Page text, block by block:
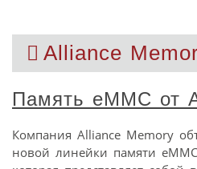
Alliance
Память eMMC от
Компания Alliance Memory
новой линейки памяти